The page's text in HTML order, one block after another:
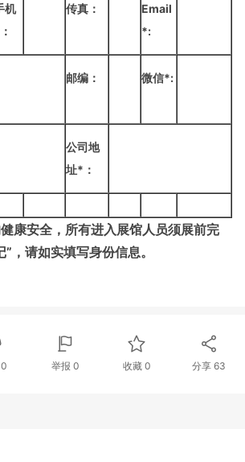
机
：
传真：
Email
*:
邮编： 微信*:
公司地
址* ：
康安全，所有进入展馆人员须展前完
，请如实填写身份信息。
0 举报 0 收藏 0 分享63